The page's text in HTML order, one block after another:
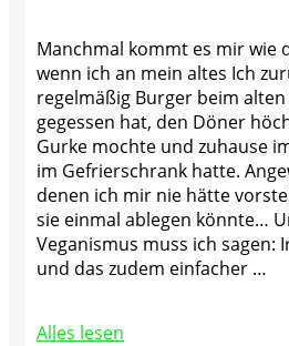
Manchmal kommt es mir wie
wenn ich an mein altes Ich
regelmäßig Burger beim
gegessen hat, den Döner
Gurke mochte und zuhause
im Gefrierschrank hatte.
denen ich mir nie hätte
sie einmal ablegen könnte…
Veganismus muss ich sagen:
und das zudem einfacher …
Alles lesen